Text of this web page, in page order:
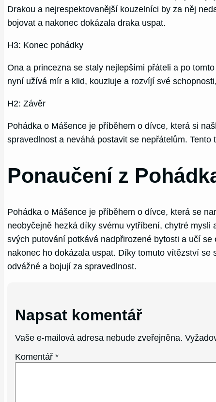
Drakou a nejrespektovanější kouzelníci by za něj
bojovat a nakonec dokázala draka uspat.
H3: Konec pohádky
Ona a princezna se staly nejlepšími přáteli a po
nyní užívá mír a klid, kouzluje a rozvíjí své
H2: Závěr
Pohádka o Mášence je příběhem o dívce, která si
spravedlnost a neváhá postavit se nepřátelům.
Ponaučení z
Pohádka o Mášence je příběhem o dívce, která se
neobyčejně hezká díky svému vytříbení, chytré
svých putování potkává nadpřirozené bytosti a učí
nakonec ho dokázala uspat. Díky tomuto vítězství
odvážné a bojují za spravedlnost.
Napsat komentář
Vaše e-mailová adresa nebude zveřejněna.
Komentář*